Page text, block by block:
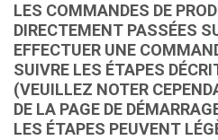
LES COMMANDES DE
DIRECTEMENT PASSÉES
EFFECTUER UNE
SUIVRE LES ÉTAPES
(VEUILLEZ NOTER
DE LA PAGE DE
LES ÉTAPES PEUVENT